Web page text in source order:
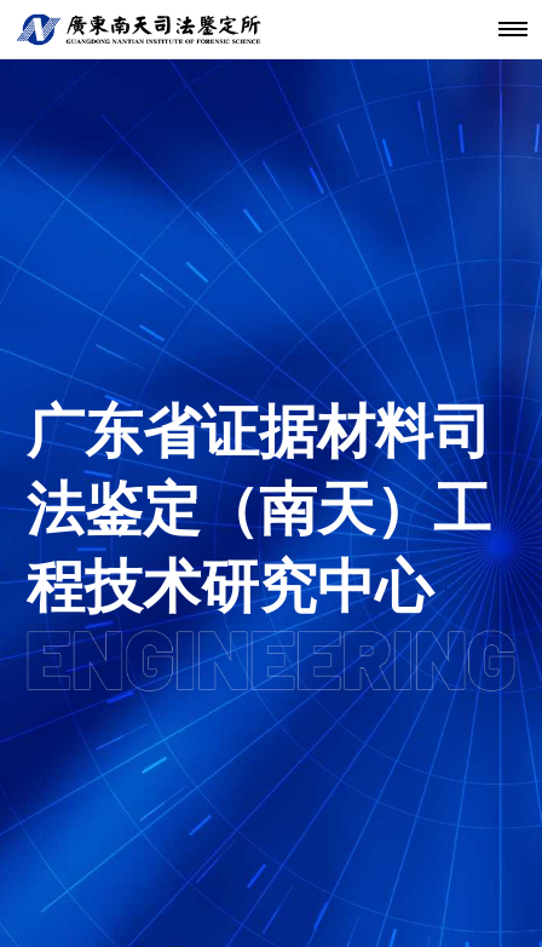
关于南天
机构简介
发展历程
核心团队
机构文化
仪器设备
科技研发
分支机构
鉴定服务
鉴定范围
鉴定指南
法规标准
经典案例
法医类鉴定
物证类鉴定
声像资料类
鉴定
文件形成时
间鉴定
新闻资讯
南天动态
通知公告
行业动态
工程中心
中心简介
开放课题
联系我们
广东省证据材料司
法鉴定（南天）工
程技术研究中心